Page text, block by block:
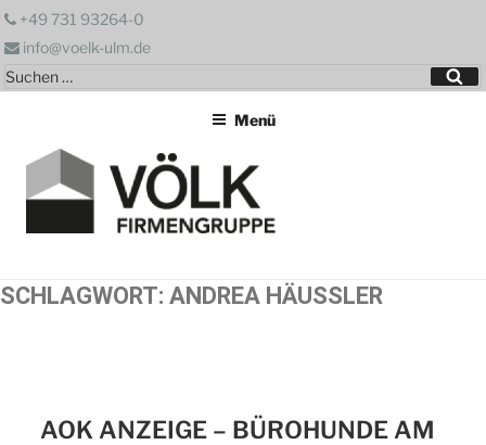
Zum
springen
+49 731 93264-0
info@voelk-ulm.de
Suchen
nach:
Menü
SCHLAGWORT: ANDREA HÄUSSLER
AOK ANZEIGE – BÜROHUNDE AM